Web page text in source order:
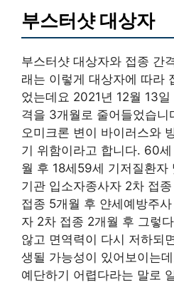
부스터샷 대상자
부스터샷 대상자와 접종 간
래는 이렇게 대상자에 따라
었는데요 2021년 12월 13
격을 3개월로 줄어들었습
오미크론 변이 바이러스와
기 위함이라고 합니다. 60
월 후 18세59세 기저질환자
기관 입소자종사자 2차 접
접종 5개월 후 얀세예방주
자 2차 접종 2개월 후 그렇
않고 면역력이 다시 저하되
생될 가능성이 있어보이는
예단하기 어렵다라는 말로